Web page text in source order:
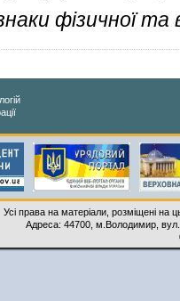
фізичної та
Усі права на матеріали, розміщені на
Адреса: 44700, м.Володимир,